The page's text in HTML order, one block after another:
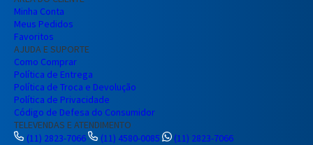
Minha Conta
Meus Pedidos
Favoritos
AJUDA E SUPORTE
Como Comprar
Política de Entrega
Política de Troca e Devolução
Política de Privacidade
Código de Defesa do Consumidor
TELEVENDAS E ATENDIMENTO
(11) 2823-7066
(11) 4580-0085
(11) 2823-7066